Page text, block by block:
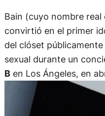
Bain (cuyo nombre real
convirtió en el primer
del clóset
sexual durante un
Ben Los Ángeles, en